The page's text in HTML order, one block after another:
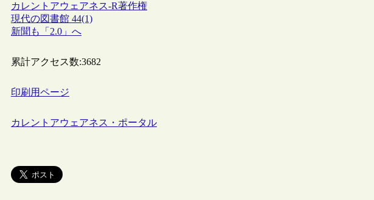
カレントアウェアネス-R著作権
現代の図書館 44(1)
新聞も「2.0」へ
累計アクセス数:3682
印刷用ページ
カレントアウェアネス・ポータル